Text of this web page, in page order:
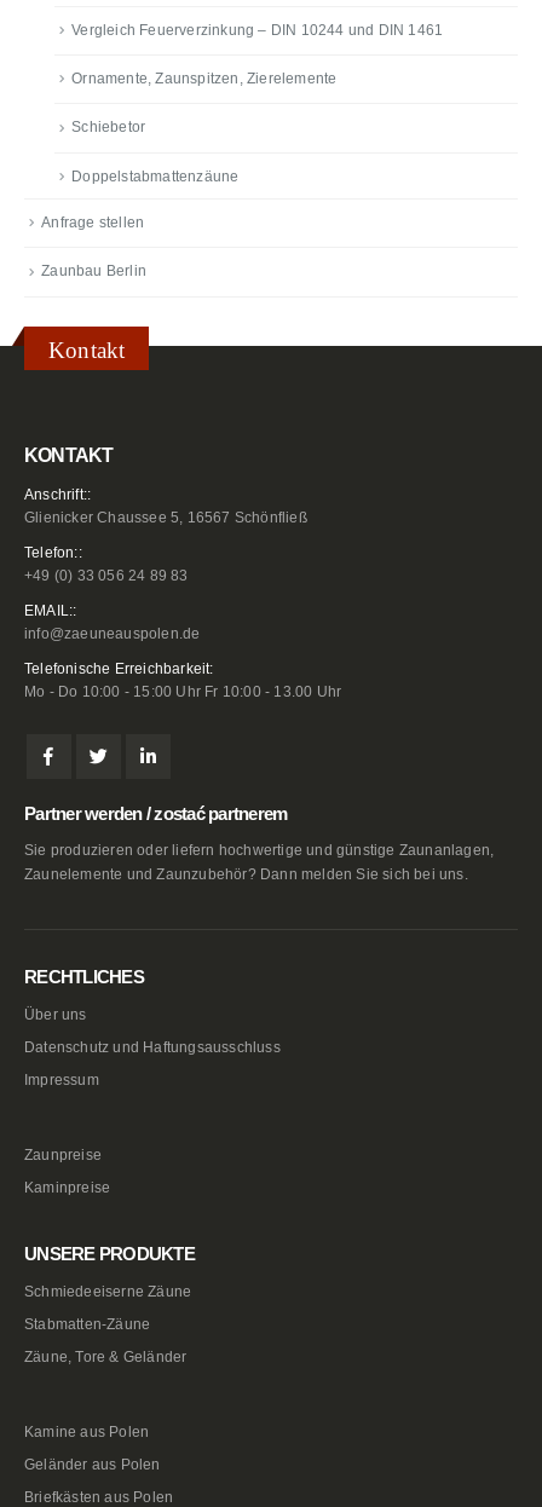
Vergleich Feuerverzinkung – DIN 10244 und DIN 1461
Ornamente, Zaunspitzen, Zierelemente
Schiebetor
Doppelstabmattenzäune
Anfrage stellen
Zaunbau Berlin
Kontakt
KONTAKT
Anschrift::
Glienicker Chaussee 5, 16567 Schönfließ
Telefon::
+49 (0) 33 056 24 89 83
EMAIL::
info@zaeuneauspolen.de
Telefonische Erreichbarkeit:
Mo - Do 10:00 - 15:00 Uhr Fr 10:00 - 13.00 Uhr
Partner werden / zostać partnerem
Sie produzieren oder liefern hochwertige und günstige Zaunanlagen,
Zaunelemente und Zaunzubehör? Dann melden Sie sich bei uns.
RECHTLICHES
Über uns
Datenschutz und Haftungsausschluss
Impressum
Zaunpreise
Kaminpreise
UNSERE PRODUKTE
Schmiedeeiserne Zäune
Stabmatten-Zäune
Zäune, Tore & Geländer
Kamine aus Polen
Geländer aus Polen
Briefkästen aus Polen